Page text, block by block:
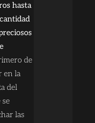
hasta
de
en la
del
se
las